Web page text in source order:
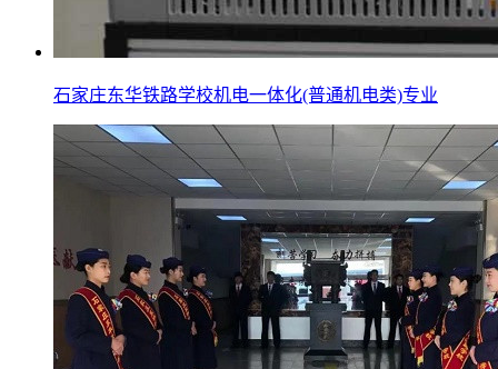
石家庄东华铁路学校机电一体化(普通机电类)专业